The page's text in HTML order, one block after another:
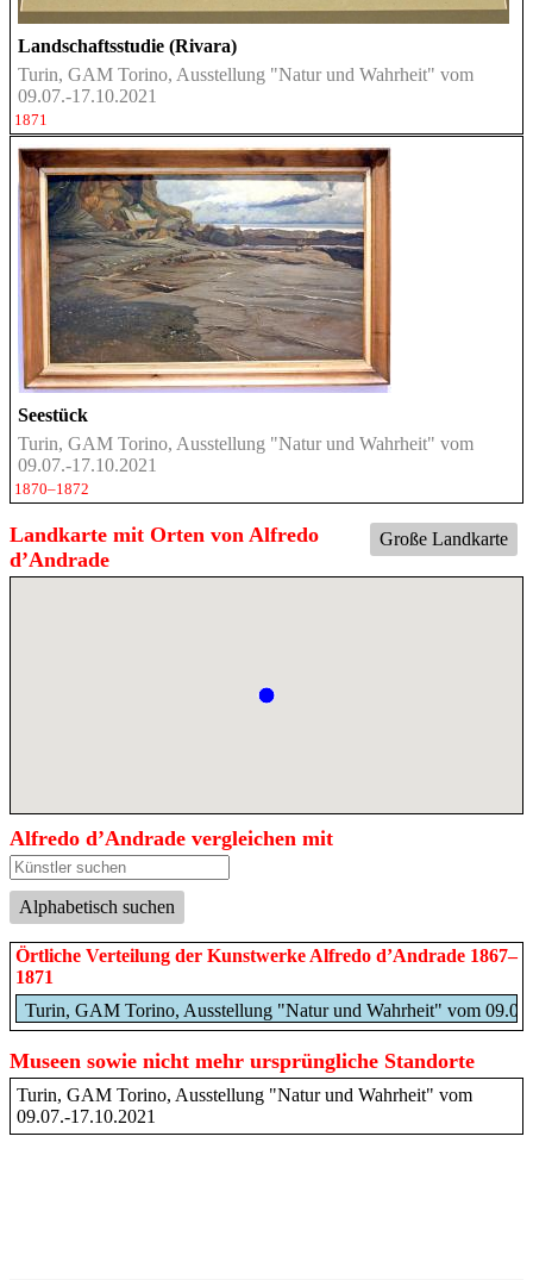
Landschaftsstudie (Rivara)
Turin, GAM Torino, Ausstellung "Natur und Wahrheit" vom
09.07.-17.10.2021
1871
Seestück
Turin, GAM Torino, Ausstellung "Natur und Wahrheit" vom
09.07.-17.10.2021
1870–1872
Große Landkarte
Landkarte mit Orten von Alfredo
d’Andrade
Alfredo d’Andrade vergleichen mit
Alphabetisch suchen
Örtliche Verteilung der Kunstwerke Alfredo d’Andrade 1867–
1871
Turin, GAM Torino, Ausstellung "Natur und Wahrheit" vom
Museen sowie nicht mehr ursprüngliche Standorte
Turin, GAM Torino, Ausstellung "Natur und Wahrheit" vom
09.07.-17.10.2021